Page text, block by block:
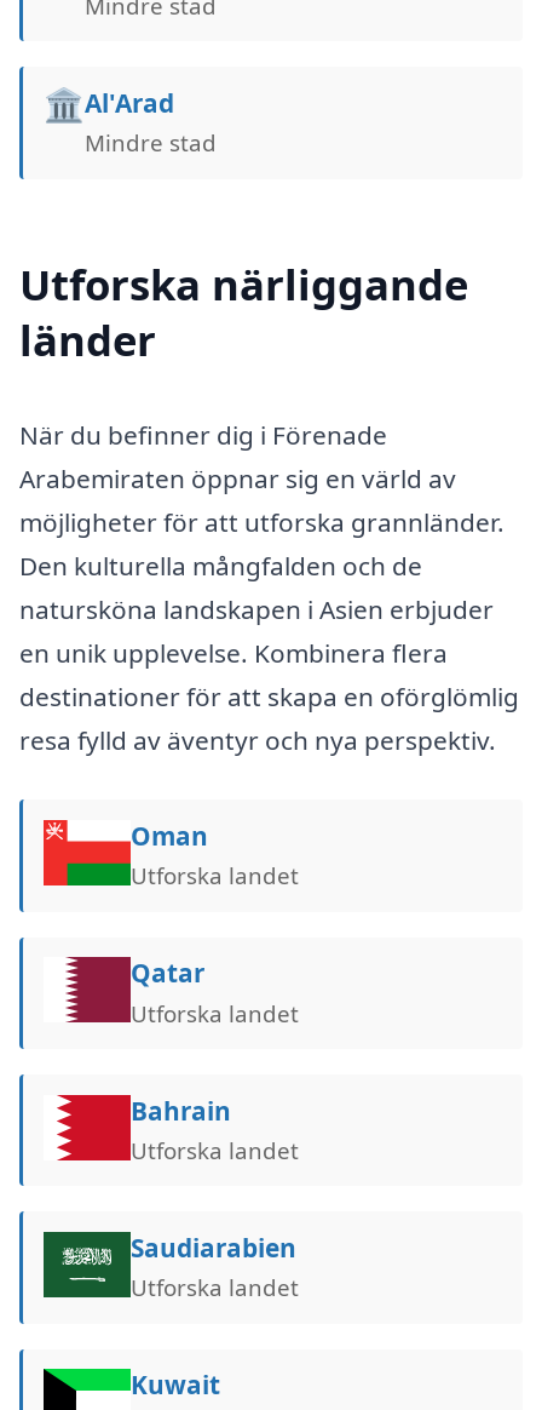
🏛️Al'Arad
Mindre stad
Utforska närliggande
länder
När du befinner dig i Förenade
Arabemiraten öppnar sig en värld av
möjligheter för att utforska grannländer.
Den kulturella mångfalden och de
natursköna landskapen i Asien erbjuder
en unik upplevelse. Kombinera flera
destinationer för att skapa en oförglömlig
resa fylld av äventyr och nya perspektiv.
Oman
Utforska landet
Qatar
Utforska landet
Bahrain
Utforska landet
Saudiarabien
Utforska landet
Kuwait